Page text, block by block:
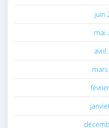
juin
mai
avril